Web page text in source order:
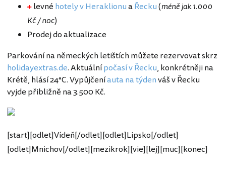
+levné hotely v HeraklionuaŘecku(méně jak 1.000
Kč / noc)
Prodej do aktualizace
Parkování na německých letištích můžete rezervovat skrz
holidayextras.de. Aktuálnípočasí v Řecku, konkrétněji na
Krétě, hlásí 24°C. Vypůjčeníauta na týdenváš v Řecku
vyjde přibližně na 3.500 Kč.
[start][odlet]Vídeň[/odlet][odlet]Lipsko[/odlet]
[odlet]Mnichov[/odlet][mezikrok][vie][lej][muc][konec]